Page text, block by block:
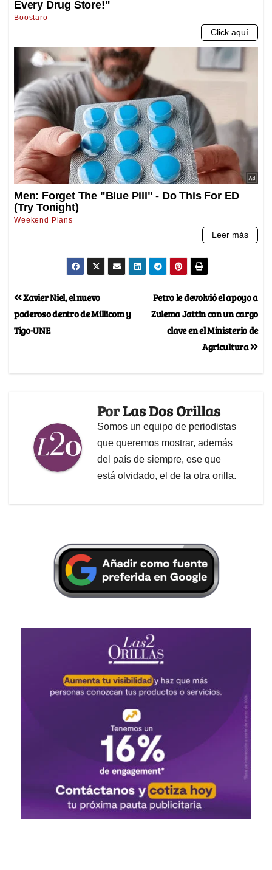
Petro le devolvió el apoyo a
Zulema Jattin con un cargo
clave en el Ministerio de
Agricultura
Xavier Niel, el nuevo
poderoso dentro de Millicom y
Tigo-UNE
PorLas Dos Orillas
Somos un equipo de periodistas
que queremos mostrar, además
del país de siempre, ese que
está olvidado, el de la otra orilla.